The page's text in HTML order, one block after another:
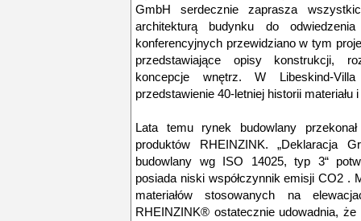
GmbH serdecznie zaprasza
architekturą budynku do
konferencyjnych przewidziano w tym
przedstawiające opisy konstrukcji,
koncepcje wnętrz. W Libeskind-
przedstawienie 40-letniej historii
Lata temu rynek budowlany
produktów RHEINZINK. „Deklaracja
budowlany wg ISO 14025, typ 3“
posiada niski współczynnik emisji CO2 .
materiałów stosowanych na
RHEINZINK® ostatecznie udowadnia,